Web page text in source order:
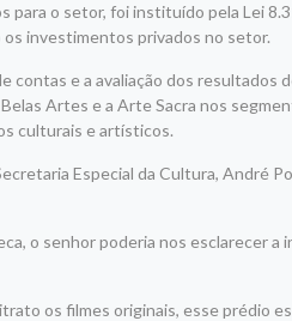
o setor, foi instituído pela Lei
investimentos privados no setor.
contas e a avaliação dos resultados
Artes e a Arte Sacra nos
culturais e artísticos.
Especial da Cultura, André
o senhor poderia nos esclarecer a
os filmes originais, esse prédio